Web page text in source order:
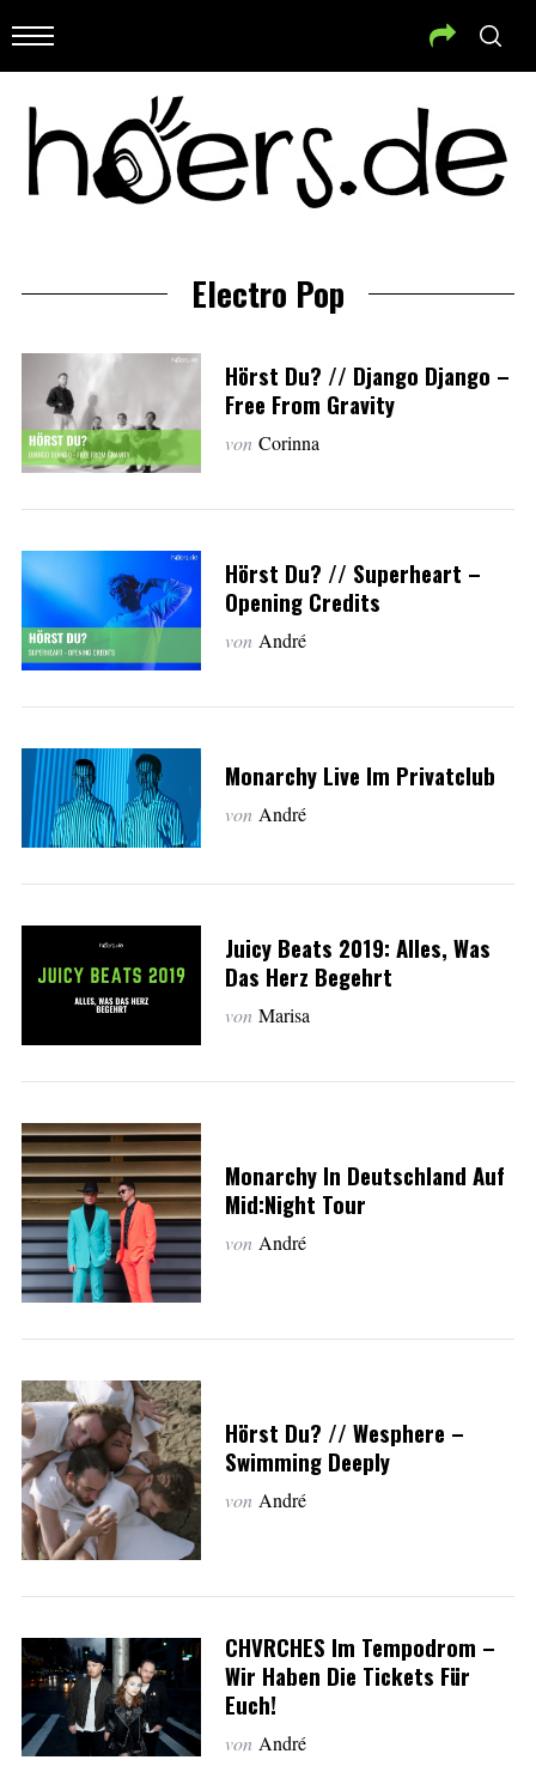
Electro Pop
Hörst Du? // Django Django –
Free From Gravity
von Corinna
Hörst Du? // Superheart –
Opening Credits
von André
Monarchy Live Im Privatclub
von André
Juicy Beats 2019: Alles, Was
Das Herz Begehrt
von Marisa
Monarchy In Deutschland Auf
Mid:Night Tour
von André
Hörst Du? // Wesphere –
Swimming Deeply
von André
CHVRCHES Im Tempodrom –
Wir Haben Die Tickets Für
Euch!
von André